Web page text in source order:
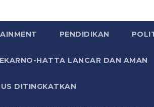
PENDIDIKAN
HATTA LANCAR DAN AMAN
DITINGKATKAN